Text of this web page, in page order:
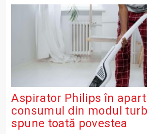
Aspirator Philips în
consumul din modul
spune toată povestea